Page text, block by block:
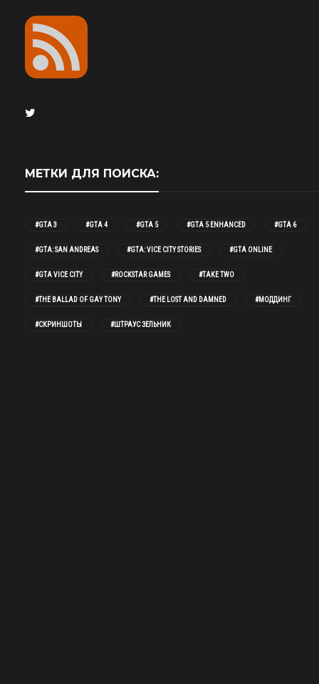
МЕТКИ ДЛЯ ПОИСКА:
#GTA 3 #GTA 4 #GTA 5 #GTA 5 ENHANCED #GTA 6
#GTA: SAN ANDREAS #GTA: VICE CITY STORIES #GTA ONLINE
#GTA VICE CITY #ROCKSTAR GAMES #TAKE TWO
#THE BALLAD OF GAY TONY #THE LOST AND DAMNED #МОДДИНГ
#СКРИНШОТЫ #ШТРАУС ЗЕЛЬНИК